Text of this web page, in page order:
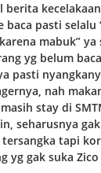
berita
pasti selalu
mabuk” ya
yg belum
pasti
nah
stay di
seharusnya
tersangka tapi
yg gak suka Zico